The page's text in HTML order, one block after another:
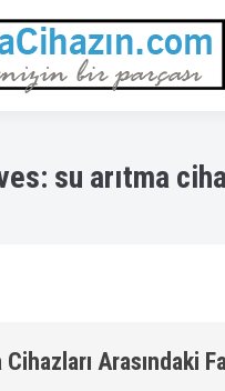
su arıtma
Cihazları Arasındaki